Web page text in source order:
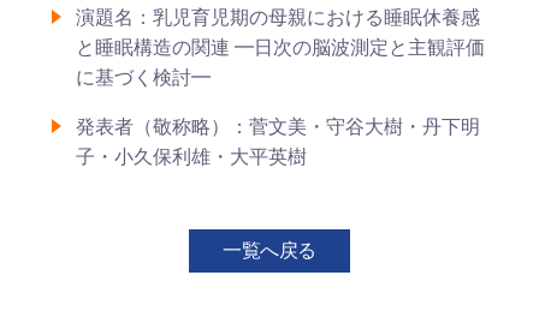
演題名：乳児育児期の母親における睡眠休養感
と睡眠構造の関連 ━日次の脳波測定と主観評価
に基づく検討━
発表者（敬称略）：菅文美・守谷大樹・丹下明
子・小久保利雄・大平英樹
一覧へ戻る